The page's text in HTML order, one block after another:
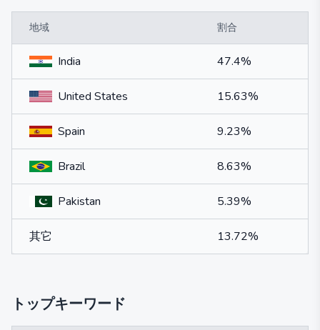
地域 割合
India 47.4%
United States 15.63%
Spain 9.23%
Brazil 8.63%
Pakistan 5.39%
其它 13.72%
トップキーワード